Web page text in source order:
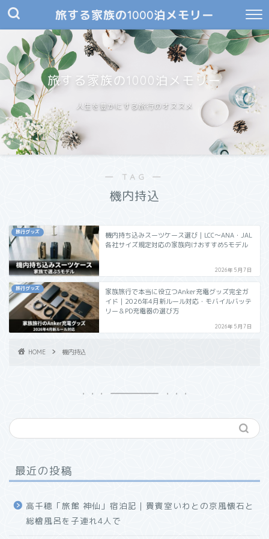
旅する家族の1000泊メモリー
旅する家族の1000泊メモリー
人生を豊かにする旅行のオススメ
― TAG ―
機内持込
旅行グッズ
機内持ち込みスーツケース選び｜LCC〜ANA・JAL
各社サイズ規定対応の家族向けおすすめ5モデル
2026年5月7日
旅行グッズ
家族旅行で本当に役立つAnker充電グッズ完全ガ
イド｜2026年4月新ルール対応・モバイルバッテ
リー＆PD充電器の選び方
2026年5月7日
HOME 機内持込
最近の投稿
高千穂「旅館 神仙」宿泊記｜貴賓室いわとの京風懐石と
総檜風呂を子連れ4人で